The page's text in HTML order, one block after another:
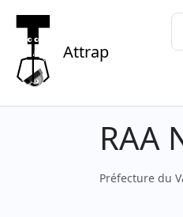
Attrap
RAA
Préfecture du